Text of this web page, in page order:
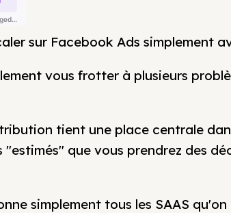
sur Facebook Ads simplement
vous frotter à plusieurs
tient une place centrale
que vous prendrez des
simplement tous les SAAS